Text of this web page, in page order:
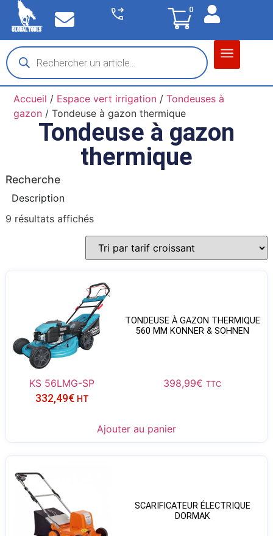
0
Accueil / Espace vert irrigation /Tondeuses à
gazon / Tondeuse à gazon thermique
Tondeuse à gazon
thermique
Recherche
Description
9 résultats affichés
TONDEUSE À GAZON THERMIQUE
560 MM KONNER & SOHNEN
KS 56LMG-SP 398,99€ TTC
332,49€ HT
Ajouter au panier
SCARIFICATEUR ÉLECTRIQUE
DORMAK